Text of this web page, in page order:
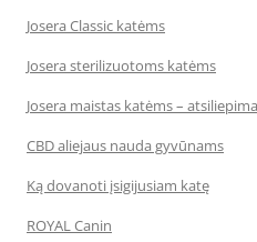
Josera Classic katėms
Josera sterilizuotoms katėms
Josera maistas katėms –
CBD aliejaus nauda gyvūnams
Ką dovanoti įsigijusiam katę
ROYAL Canin